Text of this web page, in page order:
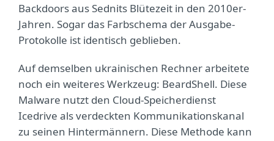
Backdoors aus Sednits Blütezeit in den 2010er-
Jahren. Sogar das Farbschema der Ausgabe-
Protokolle ist identisch geblieben.
Auf demselben ukrainischen Rechner arbeitete
noch ein weiteres Werkzeug: BeardShell. Diese
Malware nutzt den Cloud-Speicherdienst
Icedrive als verdeckten Kommunikationskanal
zu seinen Hintermännern. Diese Methode kann